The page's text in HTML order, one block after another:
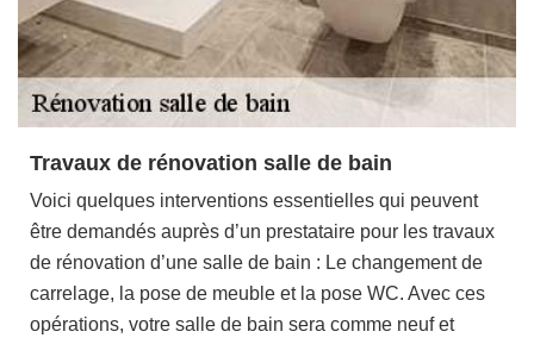
Travaux de rénovation salle de bain
Voici quelques interventions essentielles qui peuvent
être demandés auprès d’un prestataire pour les travaux
de rénovation d’une salle de bain : Le changement de
carrelage, la pose de meuble et la pose WC. Avec ces
opérations, votre salle de bain sera comme neuf et